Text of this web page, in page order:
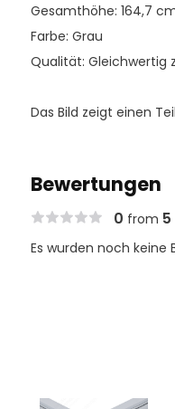
Gesamthöhe: 164,7
Farbe: Grau
Qualität: Gleichwertig
Das Bild zeigt einen
Bewertungen
0 from 5
Es wurden noch keine